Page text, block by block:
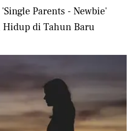
Parents - Newbie'
di Tahun Baru